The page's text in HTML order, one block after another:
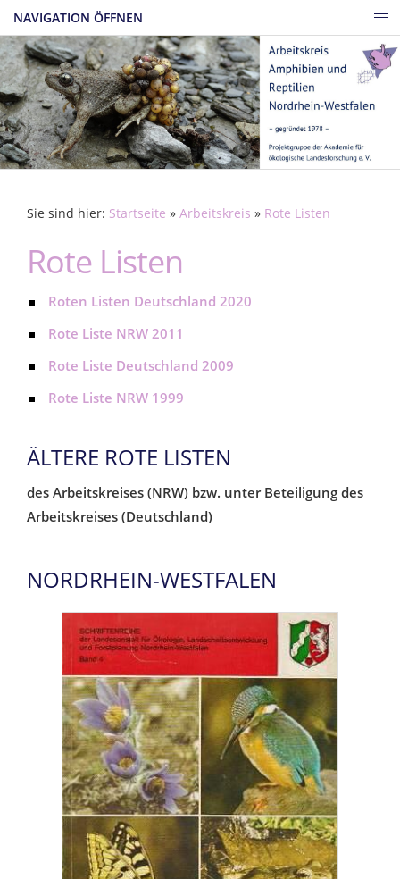
NAVIGATION ÖFFNEN
Sie sind hier: Startseite » Arbeitskreis » Rote Listen
Rote Listen
Roten Listen Deutschland 2020
Rote Liste NRW 2011
Rote Liste Deutschland 2009
Rote Liste NRW 1999
ÄLTERE ROTE LISTEN
des Arbeitskreises (NRW) bzw. unter Beteiligung des
Arbeitskreises (Deutschland)
NORDRHEIN-WESTFALEN